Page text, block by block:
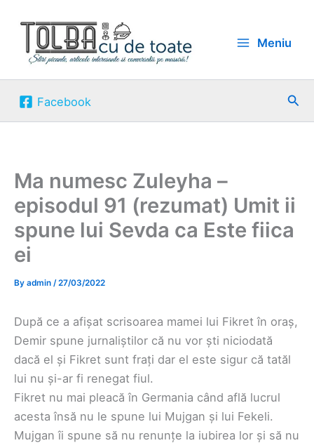
content
Meniu
Facebook
Ma numesc Zuleyha –
episodul 91 (rezumat) Umit ii
spune lui Sevda ca Este fiica
ei
By admin /27/03/2022
După ce a afișat scrisoarea mamei lui Fikret în oraș,
Demir spune jurnaliștilor că nu vor ști niciodată
dacă el și Fikret sunt frați dar el este sigur că tatăl
lui nu și-ar fi renegat fiul.
Fikret nu mai pleacă în Germania când află lucrul
acesta însă nu le spune lui Mujgan și lui Fekeli.
Mujgan îi spune să nu renunțe la iubirea lor și să nu